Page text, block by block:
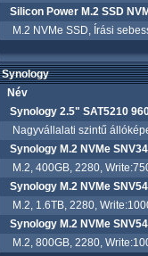
Silicon Power M.2 SSD
M.2 NVMe SSD, Írási
Synology
Név
Synology 2.5" SAT5210
Nagyvállalati szintű
Synology M.2 NVMe
M.2, 400GB, 2280,
Synology M.2 NVMe
M.2, 1.6TB, 2280,
Synology M.2 NVMe
M.2, 800GB, 2280,